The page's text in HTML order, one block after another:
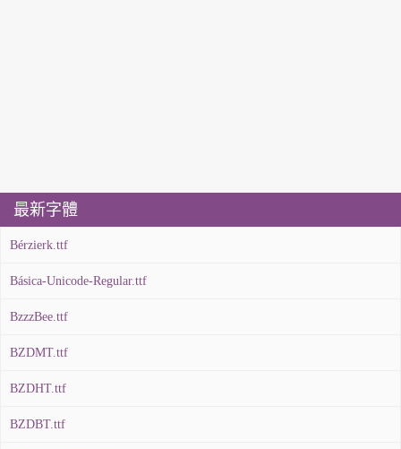
最新字體
Bérzierk.ttf
Básica-Unicode-Regular.ttf
BzzzBee.ttf
BZDMT.ttf
BZDHT.ttf
BZDBT.ttf